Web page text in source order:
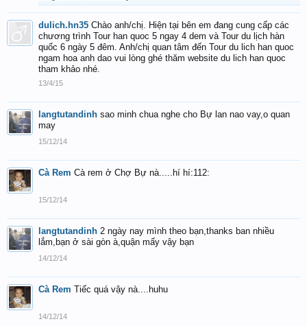
dulich.hn35 Chào anh/chị. Hiện tại bên em đang cung cấp các
chương trình Tour han quoc 5 ngay 4 dem và Tour du lịch hàn
quốc 6 ngày 5 đêm. Anh/chị quan tâm đến Tour du lich han quoc
ngam hoa anh dao vui lòng ghé thăm website du lich han quoc
tham khảo nhé.
13/4/15
langtutandinh sao minh chua nghe cho Bự lan nao vay,o quan
may
15/12/14
Cà Rem Cà rem ở Chợ Bự nà.....hí hí:112:
15/12/14
langtutandinh 2 ngày nay mình theo bạn,thanks ban nhiều
lắm,bạn ở sài gòn à,quận mấy vậy bạn
14/12/14
Cà Rem Tiếc quá vậy nà....huhu
14/12/14